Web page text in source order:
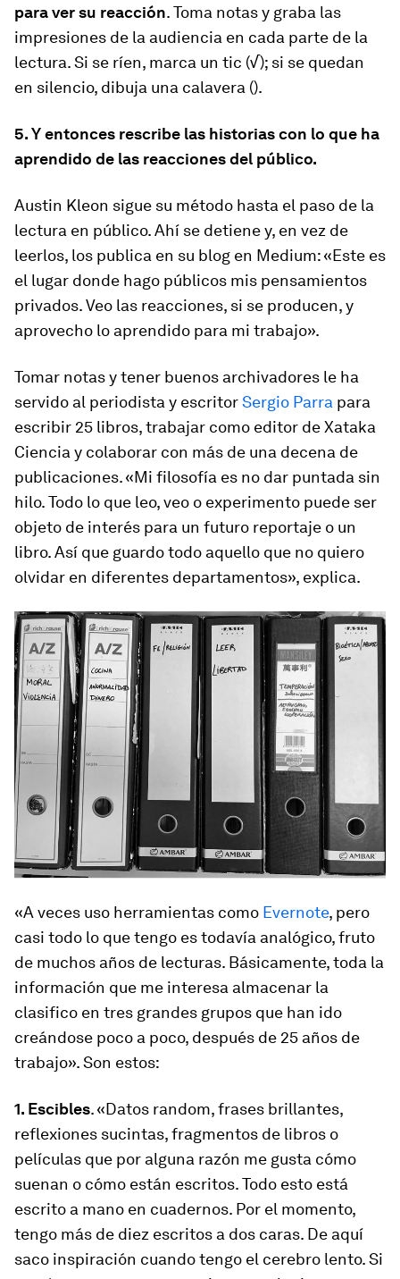
para ver su reacción. Toma notas y graba las
impresiones de la audiencia en cada parte de la
lectura. Si se ríen, marca un tic (√); si se quedan
en silencio, dibuja una calavera ().
5. Y entonces rescribe las historias con lo que ha
aprendido de las reacciones del público.
Austin Kleon sigue su método hasta el paso de la
lectura en público. Ahí se detiene y, en vez de
leerlos, los publica en su blog en Medium: «Este es
el lugar donde hago públicos mis pensamientos
privados. Veo las reacciones, si se producen, y
aprovecho lo aprendido para mi trabajo».
Tomar notas y tener buenos archivadores le ha
servido al periodista y escritorSergio Parra para
escribir 25 libros, trabajar como editor de Xataka
Ciencia y colaborar con más de una decena de
publicaciones. «Mi filosofía es no dar puntada sin
hilo. Todo lo que leo, veo o experimento puede ser
objeto de interés para un futuro reportaje o un
libro. Así que guardo todo aquello que no quiero
olvidar en diferentes departamentos», explica.
«A veces uso herramientas como Evernote, pero
casi todo lo que tengo es todavía analógico, fruto
de muchos años de lecturas. Básicamente, toda la
información que me interesa almacenar la
clasifico en tres grandes grupos que han ido
creándose poco a poco, después de 25 años de
trabajo». Son estos:
1. Escibles. «Datos random, frases brillantes,
reflexiones sucintas, fragmentos de libros o
películas que por alguna razón me gusta cómo
suenan o cómo están escritos. Todo esto está
escrito a mano en cuadernos. Por el momento,
tengo más de diez escritos a dos caras. De aquí
saco inspiración cuando tengo el cerebro lento. Si